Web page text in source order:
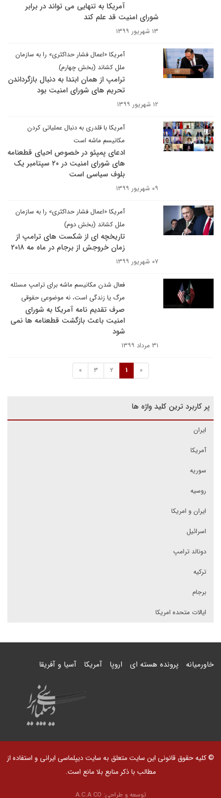
آمریکا به تنهایی می تواند در برابر
شورای امنیت قد علم کند
۱۳ شهریور ۱۳۹۹
آمریکا «اعمال فشار حداکثری» را به سازمان
ملل کشاند (بخش چهارم)
ترامپ از همان ابتدا به دنبال بازگرداندن
تحریم های شورای امنیت بود
۱۲ شهریور ۱۳۹۹
آمریکا با قلدری به دنبال عملیاتی کردن
مکانیسم ماشه است
ادعای پمپئو در خصوص احیای قطعنامه
های شورای امنیت در ۲۰ سپتامبر یک
بلوف سیاسی است
۰۹ شهریور ۱۳۹۹
آمریکا «اعمال فشار حداکثری» را به سازمان
ملل کشاند (بخش دوم)
تاریخچه ای از شکست های ترامپ از
زمان خروجش از برجام در ماه مه ۲۰۱۸
۰۷ شهریور ۱۳۹۹
فعال شدن مکانیسم ماشه برای ترامپ مسئله
مرگ یا زندگی است، نه موضوعی حقوقی
صرف تقدیم نامه آمریکا به شورای
امنیت باعث بازگشت قطعنامه ها نمی
شود
۳۱ مرداد ۱۳۹۹
«
1
2
3
»
پر کاربرد ترین کلید واژه ها
ایران
آمریکا
سوریه
روسیه
ایران و امریکا
اسرائیل
دونالد ترامپ
ترکیه
برجام
ایالات متحده امریکا
خاورمیانه پرونده هسته ای اروپا آمریکا آسیا و آفریقا
© کلیه حقوق قانونی این سایت متعلق به سایت دیپلماسی ایرانی و استفاده از
مطالب با ذکر منابع بلا مانع است.
توسعه و طراحی: A.C.A CO